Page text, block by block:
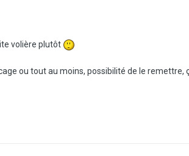
volière plutôt
ou tout au moins, possibilité de le